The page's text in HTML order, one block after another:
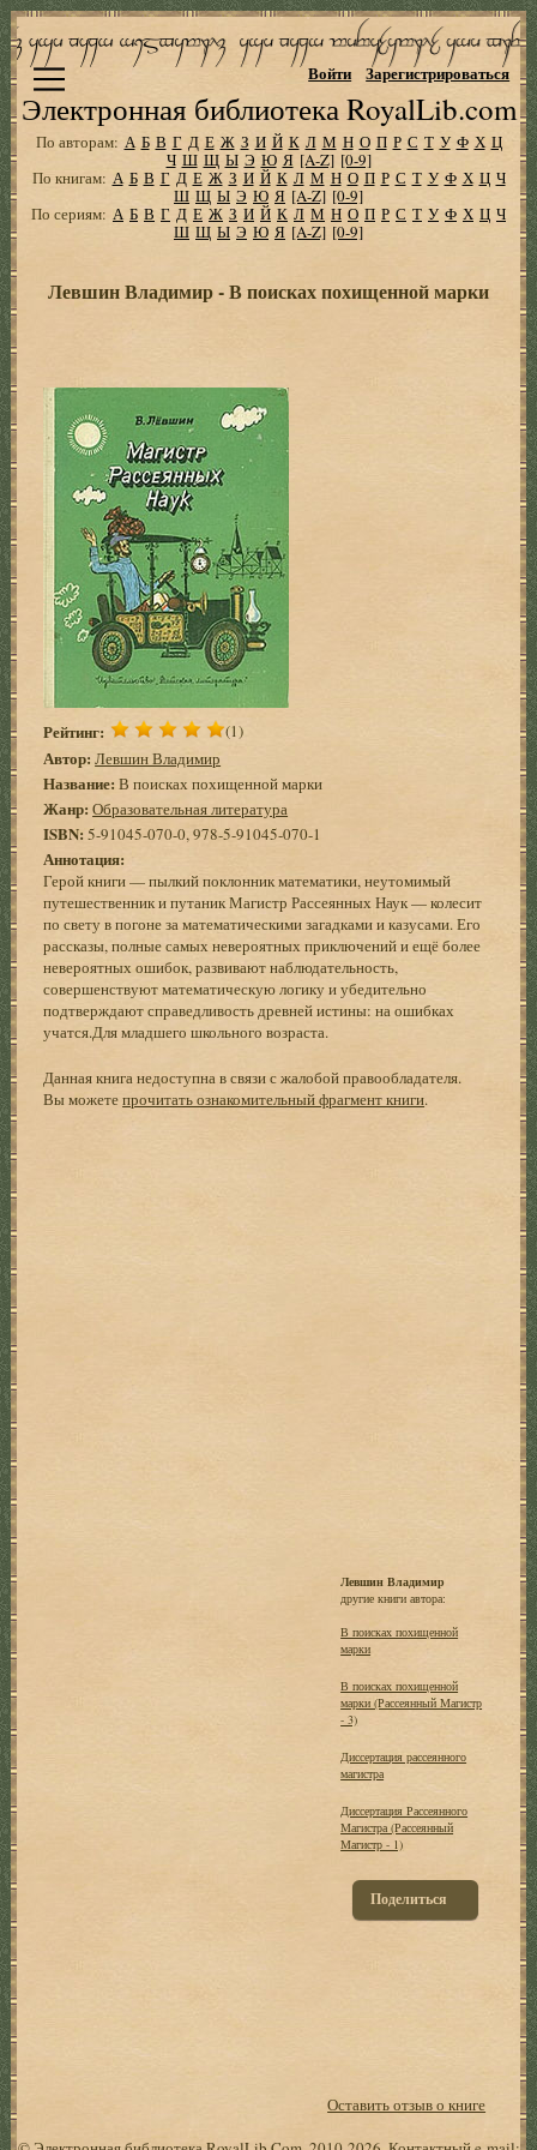
Электронная библиотека RoyalLib.com
Войти Зарегистрироваться
По авторам: А Б В Г Д Е Ж З И Й К Л М Н О П Р С Т У Ф Х Ц
Ч Ш Щ Ы Э Ю Я [A-Z] [0-9]
По книгам: А Б В Г Д Е Ж З И Й К Л М Н О П Р С Т У Ф Х Ц Ч
Ш Щ Ы Э Ю Я [A-Z] [0-9]
По сериям: А Б В Г Д Е Ж З И Й К Л М Н О П Р С Т У Ф Х Ц Ч
Ш Щ Ы Э Ю Я [A-Z] [0-9]
Левшин Владимир - В поисках похищенной марки
Рейтинг: (1)
Автор: Левшин Владимир
Название:В поисках похищенной марки
Жанр: Образовательная литература
ISBN: 5-91045-070-0, 978-5-91045-070-1
Аннотация:
Герой книги — пылкий поклонник математики, неутомимый
путешественник и путаник Магистр Рассеянных Наук — колесит
по свету в погоне за математическими загадками и казусами. Его
рассказы, полные самых невероятных приключений и ещё более
невероятных ошибок, развивают наблюдательность,
совершенствуют математическую логику и убедительно
подтверждают справедливость древней истины: на ошибках
учатся.Для младшего школьного возраста.
Данная книга недоступна в связи с жалобой правообладателя.
Вы можетепрочитать ознакомительный фрагмент книги.
Левшин Владимир
другие книги автора:
В поисках похищенной
марки
В поисках похищенной
марки (Рассеянный Магистр
- 3)
Диссертация рассеянного
магистра
Диссертация Рассеянного
Магистра (Рассеянный
Магистр - 1)
Поделиться
Оставить отзыв о книге